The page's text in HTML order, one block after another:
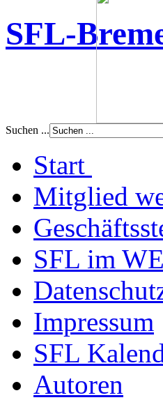
SFL-
Suchen ...
Start
Mitglied
SFL im
Impressum
SFL
Autoren